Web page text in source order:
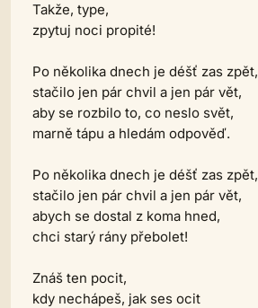
Takže, type,
zpytuj noci propité!
Po několika dnech je déšť zas zpět,
stačilo jen pár chvil a jen pár vět,
aby se rozbilo to, co neslo svět,
marně tápu a hledám odpověď.
Po několika dnech je déšť zas zpět,
stačilo jen pár chvil a jen pár vět,
abych se dostal z koma hned,
chci starý rány přebolet!
Znáš ten pocit,
kdy nechápeš, jak ses ocit